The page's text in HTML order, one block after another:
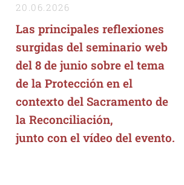
20.06.2026
Las principales reflexiones
surgidas del seminario web
del 8 de junio sobre el tema
de la Protección en el
contexto del Sacramento de
la Reconciliación,
junto con el vídeo del evento.